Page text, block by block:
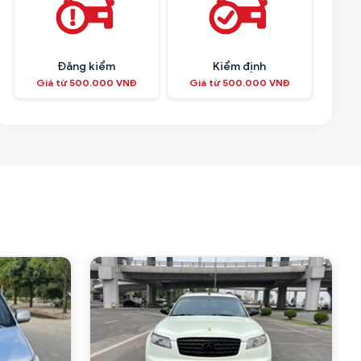
Đăng kiểm
Giá từ 500.000 VNĐ
Kiểm định
Giá từ 500.000 VNĐ